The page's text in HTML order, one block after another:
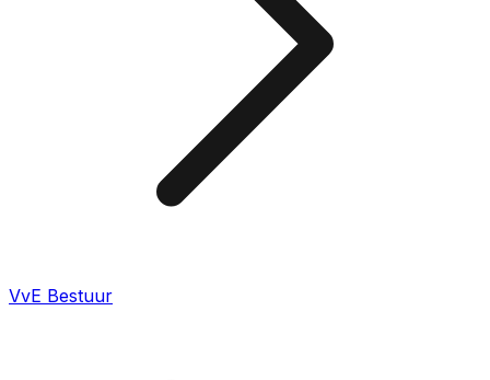
VvE Bestuur